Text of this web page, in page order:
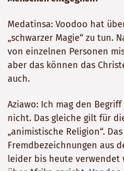
Medatinsa: Voodoo hat
„schwarzer Magie“ zu tun.
von einzelnen Personen
aber das können das
auch.
Aziawo: Ich mag den Begriff
nicht. Das gleiche gilt für
„animistische Religion“.
Fremdbezeichnungen aus
leider bis heute verwendet